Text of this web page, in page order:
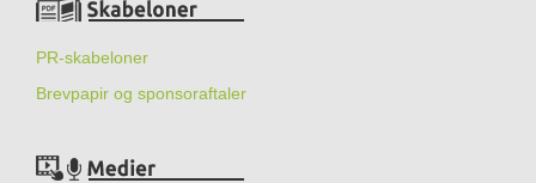
PR-skabeloner
Brevpapir og sponsoraftaler